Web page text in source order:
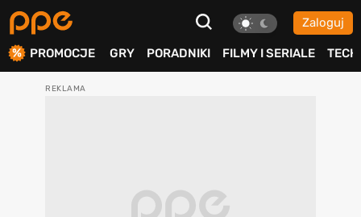
Zaloguj
PROMOCJE GRY PORADNIKI FILMY I SERIALE TECH